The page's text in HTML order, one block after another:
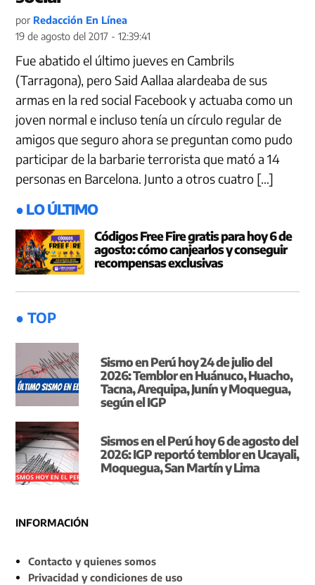
por Redacción En Línea
19 de agosto del 2017 - 12:39:41
Fue abatido el último jueves en Cambrils
(Tarragona), pero Said Aallaa alardeaba de sus
armas en la red social Facebook y actuaba como un
joven normal e incluso tenía un círculo regular de
amigos que seguro ahora se preguntan como pudo
participar de la barbarie terrorista que mató a 14
personas en Barcelona. Junto a otros cuatro […]
● LO ÚLTIMO
Códigos Free Fire gratis para hoy 6 de
agosto: cómo canjearlos y conseguir
recompensas exclusivas
● TOP
Sismo en Perú hoy 24 de julio del
2026: Temblor en Huánuco, Huacho,
Tacna, Arequipa, Junín y Moquegua,
según el IGP
Sismos en el Perú hoy 6 de agosto del
2026: IGP reportó temblor en Ucayali,
Moquegua, San Martín y Lima
INFORMACIÓN
Contacto y quienes somos
Privacidad y condiciones de uso